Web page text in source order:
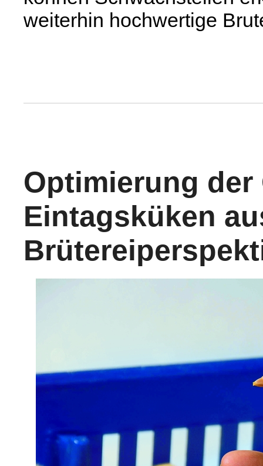
weiterhin hochwertige
Optimierung
Eintagsküken